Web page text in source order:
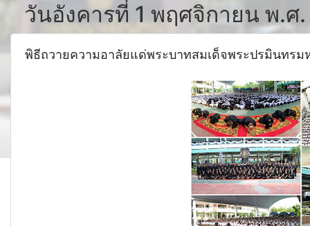
วันอังคารที่ 1 พฤศจิกายน พ.ศ
พิธีถวายความอาลัยแด่พระบาทสมเด็จพระปรมินทรม